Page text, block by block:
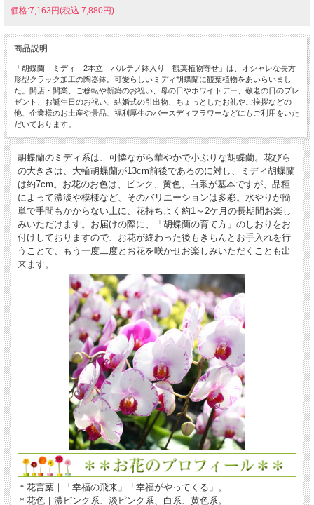
価格:7,163円(税込 7,880円)
商品説明
「胡蝶蘭 ミディ 2本立 パルテノ鉢入り 観葉植物寄せ」は、オシャレな長方
形型クラック加工の陶器鉢。可愛らしいミディ胡蝶蘭に観葉植物をあいらいまし
た。開店・開業、ご移転や新築のお祝い、母の日やホワイトデー、敬老の日のプレ
ゼント、お誕生日のお祝い、結婚式の引出物、ちょっとしたお礼やご挨拶などの
他、企業様のお土産や景品、福利厚生のバースディフラワーなどにもご利用をいた
だいております。
胡蝶蘭のミディ系は、可憐ながら華やかで小ぶりな胡蝶蘭。花びら
の大きさは、大輪胡蝶蘭が13cm前後であるのに対し、ミディ胡蝶蘭
は約7cm。お花のお色は、ピンク、黄色、白系が基本ですが、品種
によって濃淡や模様など、そのバリエーションは多彩。水やりが簡
単で手間もかからない上に、花持ちよく約1～2ケ月の長期間お楽し
みいただけます。お届けの際に、「胡蝶蘭の育て方」のしおりをお
付けしておりますので、お花が終わった後もきちんとお手入れを行
うことで、もう一度二度とお花を咲かせお楽しみいただくことも出
来ます。
＊花言葉｜「幸福の飛来」「幸福がやってくる」。
＊花色｜濃ピンク系、淡ピンク系、白系、黄色系。